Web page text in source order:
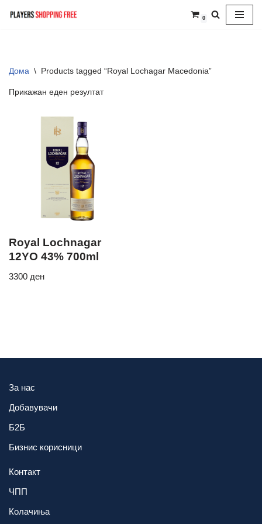
0
Дома \ Products tagged “Royal Lochagar Macedonia”
Прикажан еден резултат
Royal Lochnagar
12YO 43% 700ml
3300 ден
За нас
Добавувачи
Б2Б
Бизнис корисници
Контакт
ЧПП
Колачиња